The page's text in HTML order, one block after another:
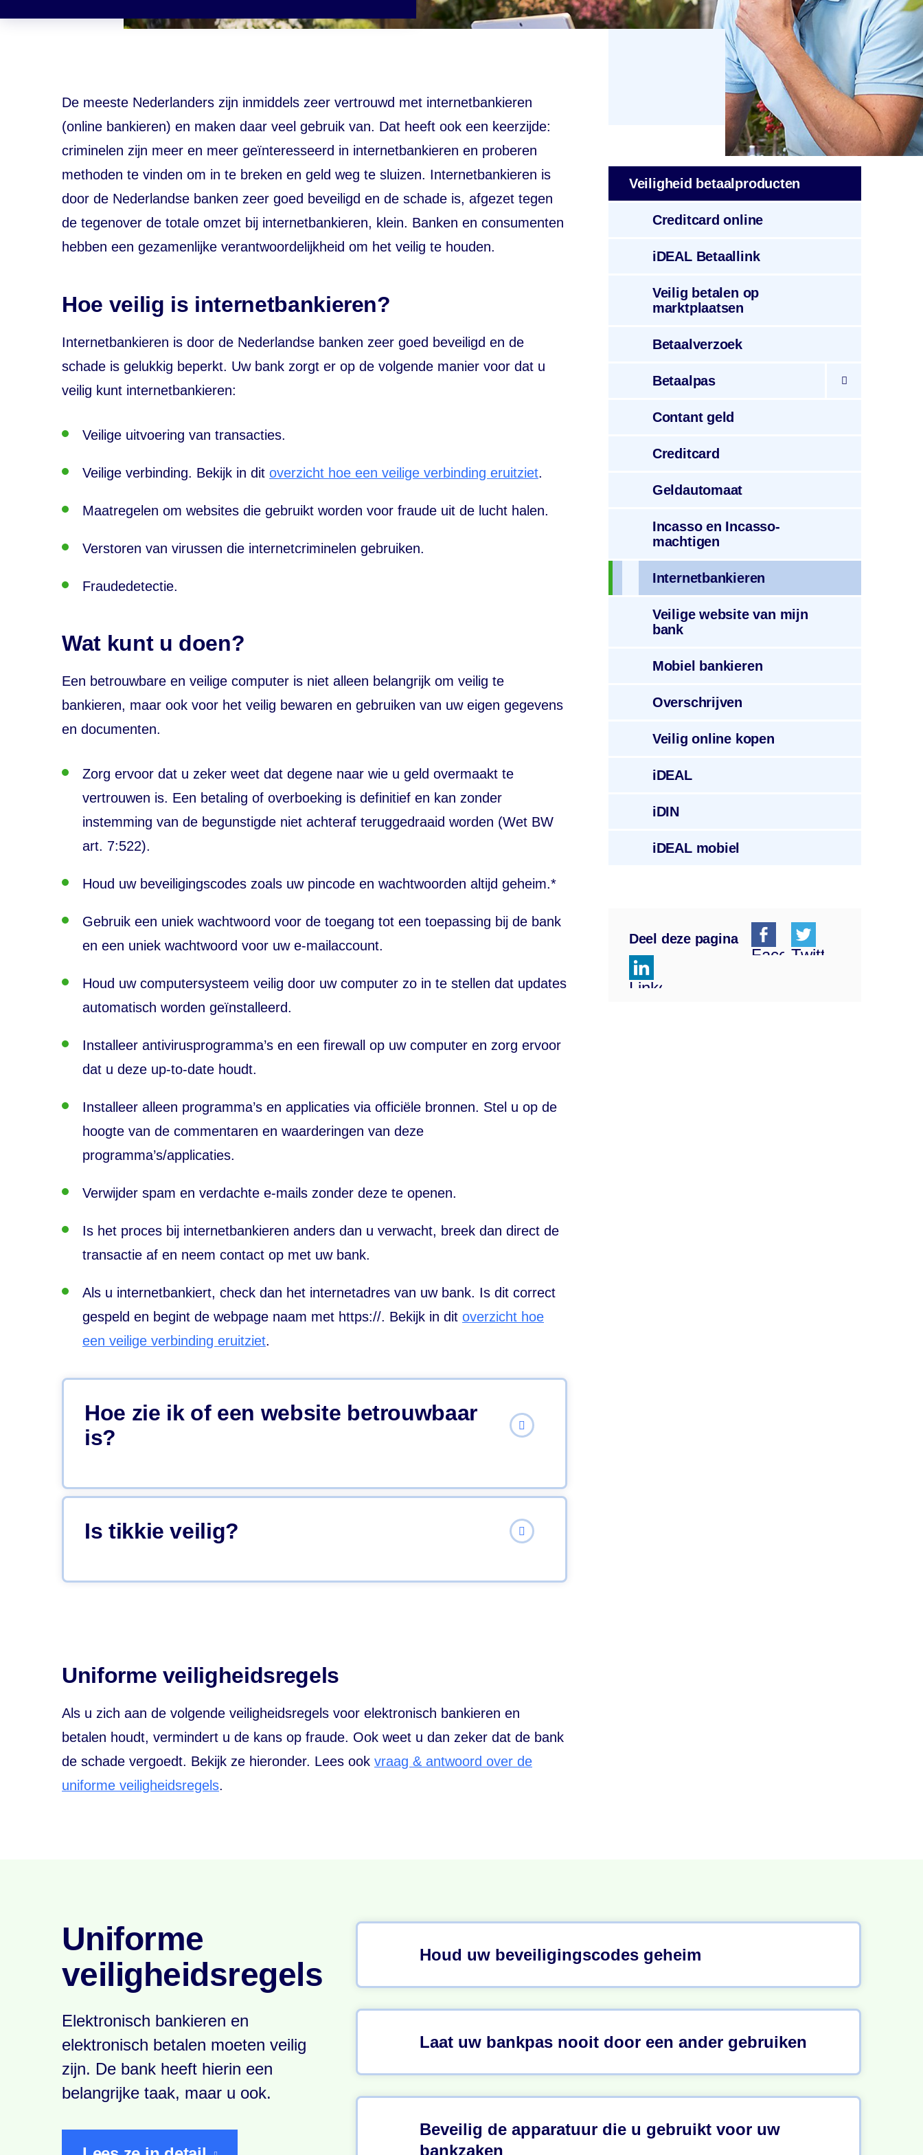
De meeste Nederlanders zijn inmiddels zeer vertrouwd met internetbankieren
(online bankieren) en maken daar veel gebruik van. Dat heeft ook een keerzijde:
criminelen zijn meer en meer geïnteresseerd in internetbankieren en proberen
methoden te vinden om in te breken en geld weg te sluizen. Internetbankieren is
door de Nederlandse banken zeer goed beveiligd en de schade is, afgezet tegen
de tegenover de totale omzet bij internetbankieren, klein. Banken en consumenten
hebben een gezamenlijke verantwoordelijkheid om het veilig te houden.
Hoe veilig is internetbankieren?
Internetbankieren is door de Nederlandse banken zeer goed beveiligd en de
schade is gelukkig beperkt. Uw bank zorgt er op de volgende manier voor dat u
veilig kunt internetbankieren:
Veilige uitvoering van transacties.
Veilige verbinding. Bekijk in dit overzicht hoe een veilige verbinding eruitziet.
Maatregelen om websites die gebruikt worden voor fraude uit de lucht halen.
Verstoren van virussen die internetcriminelen gebruiken.
Fraudedetectie.
Wat kunt u doen?
Een betrouwbare en veilige computer is niet alleen belangrijk om veilig te
bankieren, maar ook voor het veilig bewaren en gebruiken van uw eigen gegevens
en documenten.
Zorg ervoor dat u zeker weet dat degene naar wie u geld overmaakt te
vertrouwen is. Een betaling of overboeking is definitief en kan zonder
instemming van de begunstigde niet achteraf teruggedraaid worden (Wet BW
art. 7:522).
Houd uw beveiligingscodes zoals uw pincode en wachtwoorden altijd geheim.*
Gebruik een uniek wachtwoord voor de toegang tot een toepassing bij de bank
en een uniek wachtwoord voor uw e-mailaccount.
Houd uw computersysteem veilig door uw computer zo in te stellen dat updates
automatisch worden geïnstalleerd.
Installeer antivirusprogramma’s en een firewall
op uw computer en zorg ervoor
dat u deze up-to-date houdt.
Installeer alleen programma’s en applicaties via officiële bronnen. Stel u op de
hoogte van de commentaren en waarderingen van deze
programma’s/applicaties.
Verwijder spam en verdachte e-mails zonder deze te openen.
Is het proces bij internetbankieren anders dan u verwacht, breek dan direct de
transactie af en neem contact op met uw bank.
Als u internetbankiert, check dan het internetadres van uw bank. Is dit correct
gespeld en begint de webpage naam met https://. Bekijk in dit overzicht hoe
een veilige verbinding eruitziet.
Hoe zie ik of een website betrouwbaar
is?
Is tikkie veilig?
Uniforme veiligheidsregels
Als u zich aan de volgende veiligheidsregels voor elektronisch bankieren en
betalen houdt, vermindert u de kans op fraude. Ook weet u dan zeker dat de bank
de schade vergoedt. Bekijk ze hieronder. Lees ook vraag & antwoord over de
uniforme veiligheidsregels.
Veiligheid betaal­producten
Creditcard online
iDEAL Betaallink
Veilig betalen op
marktplaatsen
Betaalverzoek
Betaalpas
Contantgeld
Creditcard
Geldautomaat
Incassoen Incasso­
machtigen
Internetbankieren
Veilige websitevan mijn
bank
Mobiel bankieren
Overschrijven
Veilig online kopen
iDEAL
iDIN
iDEALmobiel
Deel deze pagina
Facebook
Twitter
Linkedin
Uniforme
veiligheidsregels
Elektronisch bankieren en
elektronisch betalen moeten veilig
zijn. De bank heeft hierin een
belangrijke taak, maar u ook.
Houd uw beveiligingscodes geheim
Laat uw bankpas nooit door een ander gebruiken
Beveilig de apparatuur die u gebruikt voor uw
bankzaken